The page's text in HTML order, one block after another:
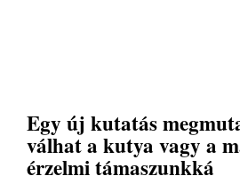
Egy új kutatás
válhat a kutya vagy a
érzelmi támaszunkká